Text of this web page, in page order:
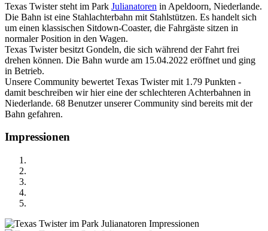
Texas Twister steht im Park Julianatoren in Apeldoorn, Niederlande.
Die Bahn ist eine Stahlachterbahn mit Stahlstützen. Es handelt sich
um einen klassischen Sitdown-Coaster, die Fahrgäste sitzen in
normaler Position in den Wagen.
Texas Twister besitzt Gondeln, die sich während der Fahrt frei
drehen können. Die Bahn wurde am 15.04.2022 eröffnet und ging
in Betrieb.
Unsere Community bewertet Texas Twister mit 1.79 Punkten -
damit beschreiben wir hier eine der schlechteren Achterbahnen in
Niederlande. 68 Benutzer unserer Community sind bereits mit der
Bahn gefahren.
Impressionen